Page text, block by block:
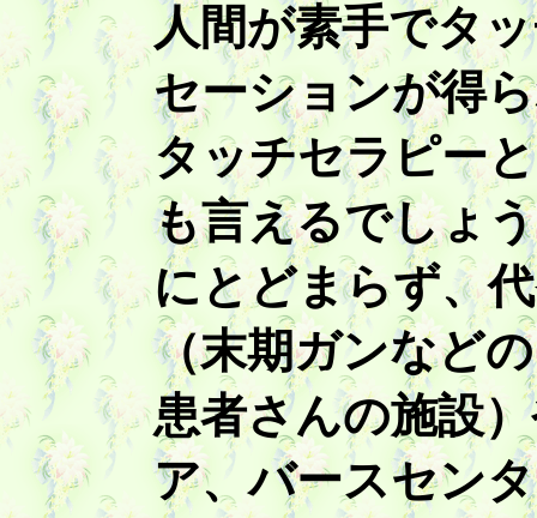
人間が素手でタ
セーションが得
タッチセラピーと
も言えるでしょ
にとどまらず、
（末期ガンなどの
患者さんの施設
ア、バースセン